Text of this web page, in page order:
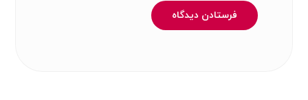
فرستادن دیدگاه